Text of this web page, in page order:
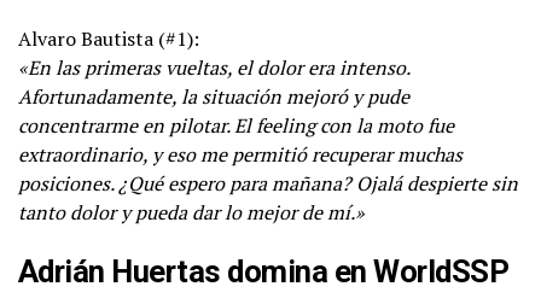
Alvaro Bautista (#1):
«En las primeras vueltas, el dolor era intenso.
Afortunadamente, la situación mejoró y pude
concentrarme en pilotar. El feeling con la moto fue
extraordinario, y eso me permitió recuperar muchas
posiciones. ¿Qué espero para mañana? Ojalá despierte sin
tanto dolor y pueda dar lo mejor de mí.»
Adrián Huertas domina en WorldSSP